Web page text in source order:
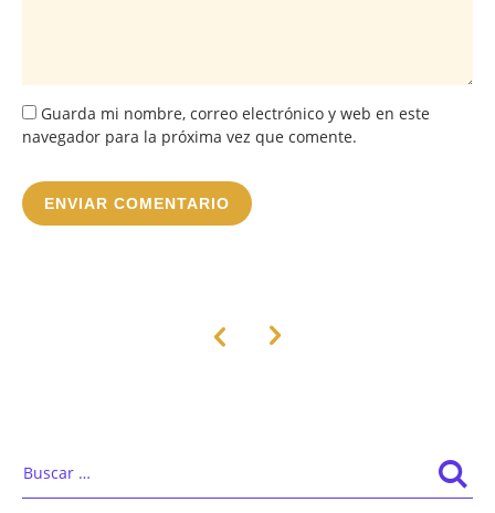
Guarda mi nombre, correo electrónico y web en este
navegador para la próxima vez que comente.